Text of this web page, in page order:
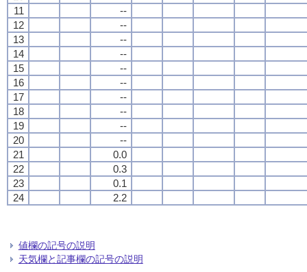
11
--
12
--
13
--
14
--
15
--
16
--
17
--
18
--
19
--
20
--
21
0.0
22
0.3
23
0.1
24
2.2
値欄の記号の説明
天気欄と記事欄の記号の説明